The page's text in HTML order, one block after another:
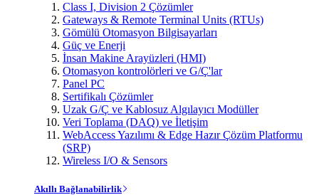
Class I, Division 2 Çözümler
Gateways & Remote Terminal Units (RTUs)
Gömülü Otomasyon Bilgisayarları
Güç ve Enerji
İnsan Makine Arayüzleri (HMI)
Otomasyon kontrolörleri ve G/Ç'lar
Panel PC
Sertifikalı Çözümler
Uzak G/Ç ve Kablosuz Algılayıcı Modüller
Veri Toplama (DAQ) ve İletişim
WebAccess Yazılımı & Edge Hazır Çözüm Platformu
(SRP)
Wireless I/O & Sensors
Akıllı Bağlanabilirlik